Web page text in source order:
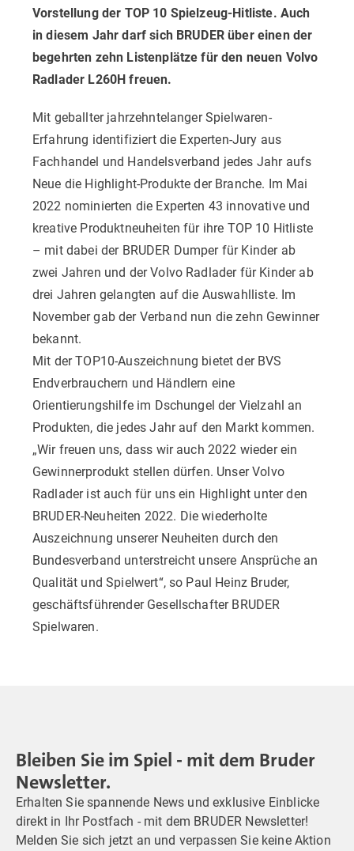
Vorstellung der TOP 10 Spielzeug-Hitliste. Auch
in diesem Jahr darf sich BRUDER über einen der
begehrten zehn Listenplätze für den neuen Volvo
Radlader L260H freuen.
Mit geballter jahrzehntelanger Spielwaren-
Erfahrung identifiziert die Experten-Jury aus
Fachhandel und Handelsverband jedes Jahr aufs
Neue die Highlight-Produkte der Branche. Im Mai
2022 nominierten die Experten 43 innovative und
kreative Produktneuheiten für ihre TOP 10 Hitliste
– mit dabei der BRUDER Dumper für Kinder ab
zwei Jahren und der Volvo Radlader für Kinder ab
drei Jahren gelangten auf die Auswahlliste. Im
November gab der Verband nun die zehn Gewinner
bekannt.
Mit der TOP10-Auszeichnung bietet der BVS
Endverbrauchern und Händlern eine
Orientierungshilfe im Dschungel der Vielzahl an
Produkten, die jedes Jahr auf den Markt kommen.
„Wir freuen uns, dass wir auch 2022 wieder ein
Gewinnerprodukt stellen dürfen. Unser Volvo
Radlader ist auch für uns ein Highlight unter den
BRUDER-Neuheiten 2022. Die wiederholte
Auszeichnung unserer Neuheiten durch den
Bundesverband unterstreicht unsere Ansprüche an
Qualität und Spielwert“, so Paul Heinz Bruder,
geschäftsführender Gesellschafter BRUDER
Spielwaren.
Bleiben Sie im Spiel - mit dem Bruder
Newsletter.
Erhalten Sie spannende News und exklusive Einblicke
direkt in Ihr Postfach - mit dem BRUDER Newsletter!
Melden Sie sich jetzt an und verpassen Sie keine Aktion